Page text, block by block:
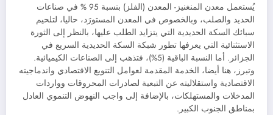
يُستعمل معدن المنغنيز- المعدن (الفلز) بنسبة 95 % في صناعات
الحديد والصلب، وبالخصوص في المعدن المستورَد، حاليا، لتلحيم
سبائك السكة الحديدية التي يتزايد الطلب عليها، بالنظر إلى الثورة
الاستثنائية التي يعرفها تطور شبكة السكة الحديدية السريع في
الجزائر. أما النسبة الباقية (5%)، فتذهب إلى الصناعات الكيميائية.
وتبرز، هنا أيضا، الخدمة المقدمة لعوامل التنويع الاقتصادي واندماجيته
الاقتصادية واستقلاليته عن التبعية لصادرات المحروقات وواردات
المدخلات والمستهلكات، بالإضافة إلى واجب النهوض التنموي العادل
بمناطق الجنوب الكبير.